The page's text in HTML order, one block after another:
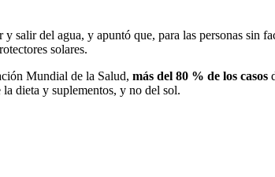
y salir del agua, y apuntó que, para las personas sin
solares.
Mundial de la Salud, más del 80 % de los casos
la dieta y suplementos, y no del sol.